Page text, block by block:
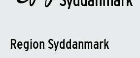
Region Syddanmark